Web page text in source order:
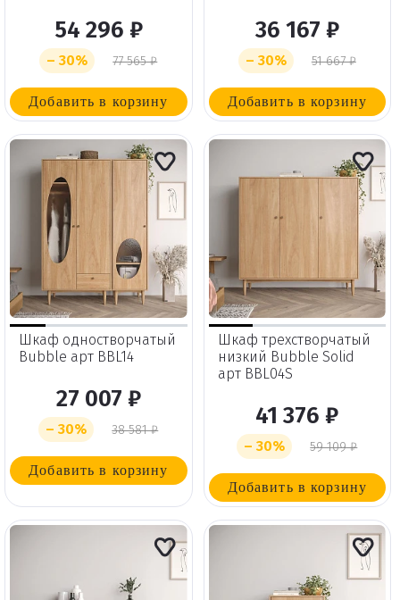
54 296 ₽
– 30% 77 565 ₽
Добавить в корзину
36 167 ₽
– 30% 51 667 ₽
Добавить в корзину
Шкаф одностворчатый
Bubble арт BBL14
27 007 ₽
– 30% 38 581 ₽
Добавить в корзину
Шкаф трехстворчатый
низкий Bubble Solid
арт BBL04S
41 376 ₽
– 30% 59 109 ₽
Добавить в корзину